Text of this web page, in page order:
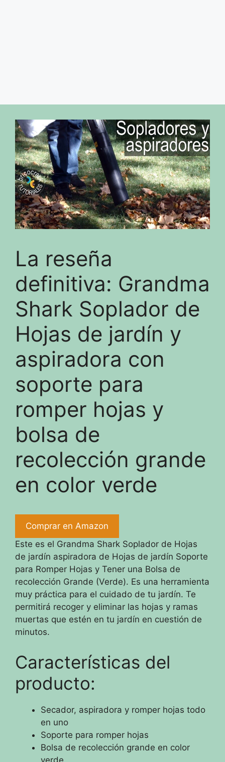
La reseña
definitiva: Grandma
Shark Soplador de
Hojas de jardín y
aspiradora con
soporte para
romper hojas y
bolsa de
recolección grande
en color verde
Comprar en Amazon
Este es el Grandma Shark Soplador de Hojas
de jardín aspiradora de Hojas de jardín Soporte
para Romper Hojas y Tener una Bolsa de
recolección Grande (Verde). Es una herramienta
muy práctica para el cuidado de tu jardín. Te
permitirá recoger y eliminar las hojas y ramas
muertas que estén en tu jardín en cuestión de
minutos.
Características del
producto:
Secador, aspiradora y romper hojas todo
en uno
Soporte para romper hojas
Bolsa de recolección grande en color
verde